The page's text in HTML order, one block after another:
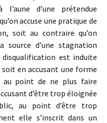
d’une prétendue
accuse une pratique de
soit au contraire qu’on
source d’une stagnation
est induite
en accusant une forme
au point de ne plus faire
d’être trop éloignée
au point d’être trop
elle s’inscrit dans un